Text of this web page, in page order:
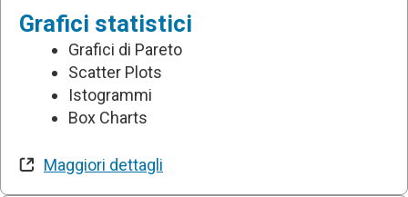
Grafici statistici
Grafici di Pareto
Scatter Plots
Istogrammi
Box Charts
Maggiori dettagli